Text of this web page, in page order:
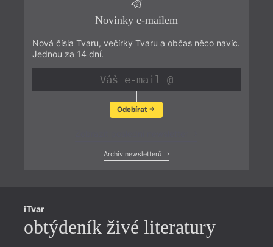
Novinky e-mailem
Nová čísla Tvaru, večírky Tvaru a občas něco navíc.
Jednou za 14 dní.
Odebírat
Archiv newsletterů
iTvar
obtýdeník živé literatury